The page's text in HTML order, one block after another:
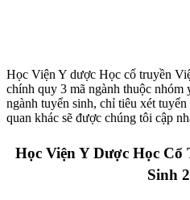
Học Viện Y dược Học cổ truyền
chính quy 3 mã ngành thuộc nhóm
ngành tuyển sinh, chỉ tiêu xét
quan khác sẽ được chúng tôi cập
Học Viện Y Dược Học
Sinh